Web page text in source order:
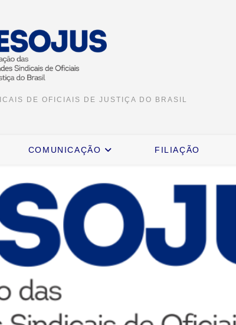
DE OFICIAIS DE JUSTIÇA DO BRASIL
COMUNICAÇÃO FILIAÇÃO